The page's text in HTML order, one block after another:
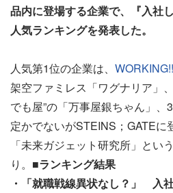
品内に登場する企業で、『入社
人気ランキングを発表した。
人気第1位の企業は、 WORKING!!
架空ファミレス「ワグナリア」
でも屋”の「万事屋銀ちゃん」
定かでないがSTEINS；GATEに
「未来ガジェット研究所」とい
り。 ■ランキング結果
・「就職戦線異状なし？」 入